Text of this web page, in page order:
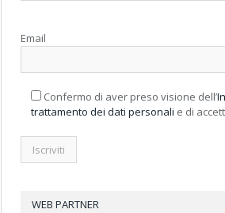
Email
Confermo di aver preso visione dell’
trattamento dei dati personali e di
WEB PARTNER